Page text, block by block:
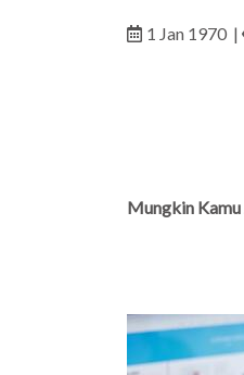
1 Jan 1970 |
Mungkin Kamu